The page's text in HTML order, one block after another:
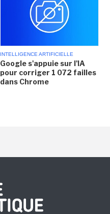
INTELLIGENCE ARTIFICIELLE
Google s'appuie sur l'IA
pour corriger 1 072 failles
dans Chrome